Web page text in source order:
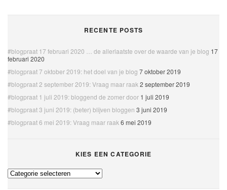
RECENTE POSTS
#blogpraat 17 februari 2020 … de allerlaatste over de waarde van je blog 17
februari 2020
#blogpraat 7 oktober 2019: het doel van je blog 7 oktober 2019
#blogpraat 2 september 2019: Vraag maar raak 2 september 2019
#blogpraat 1 juli 2019: bloggend de zomer door 1 juli 2019
#blogpraat 3 juni 2019: (beter) blijven bloggen 3 juni 2019
#blogpraat 6 mei 2019: Vraag maar raak 6 mei 2019
KIES EEN CATEGORIE
Kies
een